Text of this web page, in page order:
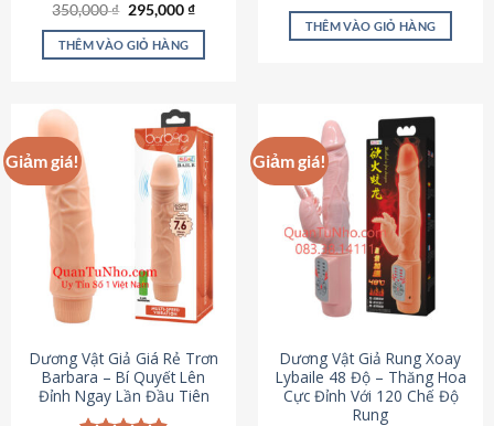
Được xếp
hạng4.79
5 sao
350,000₫ Giá
là:
350,000 ₫.
295,000₫Giá
tại
THÊM VÀO GIỎ HÀNG
hạng4.82
5 sao
là:
1,200,000 ₫.
tại
THÊM VÀO GIỎ HÀNG
Giảm giá!
Dương Vật Giả Giá Rẻ Trơn
Barbara – Bí Quyết Lên
Đỉnh Ngay Lần Đầu Tiên
Giảm giá!
Dương Vật Giả Rung Xoay
Lybaile 48 Độ – Thăng Hoa
Cực Đỉnh Với 120 Chế Độ
Rung